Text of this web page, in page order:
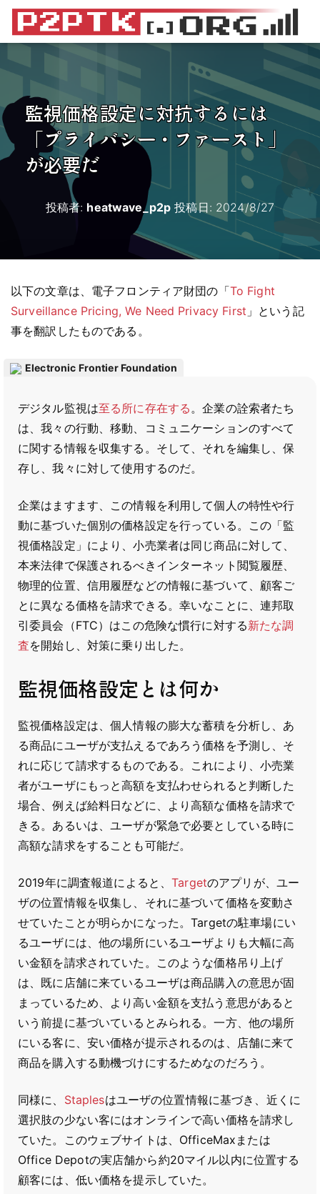
監視価格設定に対抗するには
「プライバシー・ファースト」
が必要だ
投稿者: heatwave_p2p 投稿日: 2024/8/27
以下の文章は、電子フロンティア財団の「To Fight
Surveillance Pricing, We Need Privacy First 」という記
事を翻訳したものである。
Electronic Frontier Foundation
デジタル監視は至る所に存在する。企業の詮索者たち
は、我々の行動、移動、コミュニケーションのすべて
に関する情報を収集する。そして、それを編集し、保
存し、我々に対して使用するのだ。
企業はますます、この情報を利用して個人の特性や行
動に基づいた個別の価格設定を行っている。この「監
視価格設定」により、小売業者は同じ商品に対して、
本来法律で保護されるべきインターネット閲覧履歴、
物理的位置、信用履歴などの情報に基づいて、顧客ご
とに異なる価格を請求できる。幸いなことに、連邦取
引委員会（FTC）はこの危険な慣行に対する新たな調
査を開始し、対策に乗り出した。
監視価格設定とは何か
監視価格設定は、個人情報の膨大な蓄積を分析し、あ
る商品にユーザが支払えるであろう価格を予測し、そ
れに応じて請求するものである。これにより、小売業
者がユーザにもっと高額を支払わせられると判断した
場合、例えば給料日などに、より高額な価格を請求で
きる。あるいは、ユーザが緊急で必要としている時に
高額な請求をすることも可能だ。
2019年に調査報道によると、Targetのアプリが、ユー
ザの位置情報を収集し、それに基づいて価格を変動さ
せていたことが明らかになった。Targetの駐車場にい
るユーザには、他の場所にいるユーザよりも大幅に高
い金額を請求されていた。このような価格吊り上げ
は、既に店舗に来ているユーザは商品購入の意思が固
まっているため、より高い金額を支払う意思があると
いう前提に基づいているとみられる。一方、他の場所
にいる客に、安い価格が提示されるのは、店舗に来て
商品を購入する動機づけにするためなのだろう。
同様に、 Staplesはユーザの位置情報に基づき、近くに
選択肢の少ない客にはオンラインで高い価格を請求し
ていた。このウェブサイトは、OfficeMaxまたは
Office Depotの実店舗から約20マイル以内に位置する
顧客には、低い価格を提示していた。